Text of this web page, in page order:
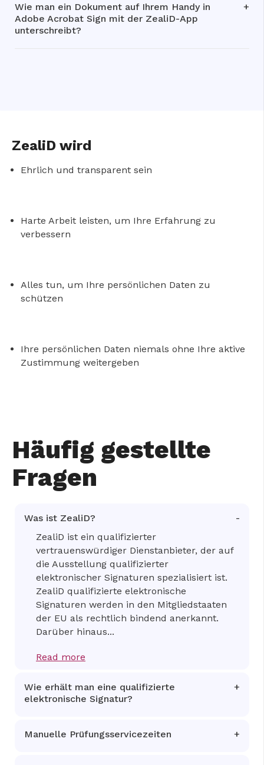
Wie man ein Dokument auf Ihrem Handy in
Adobe Acrobat Sign mit der ZealiD-App
unterschreibt?
ZealiD wird
Ehrlich und transparent sein
Harte Arbeit leisten, um Ihre Erfahrung zu
verbessern
Alles tun, um Ihre persönlichen Daten zu
schützen
Ihre persönlichen Daten niemals ohne Ihre aktive
Zustimmung weitergeben
Häufig gestellte
Fragen
Was ist ZealiD?
ZealiD ist ein qualifizierter
vertrauenswürdiger Dienstanbieter, der auf
die Ausstellung qualifizierter
elektronischer Signaturen spezialisiert ist.
ZealiD qualifizierte elektronische
Signaturen werden in den Mitgliedstaaten
der EU als rechtlich bindend anerkannt.
Darüber hinaus...
Read more
Wie erhält man eine qualifizierte
elektronische Signatur?
Manuelle Prüfungsservicezeiten